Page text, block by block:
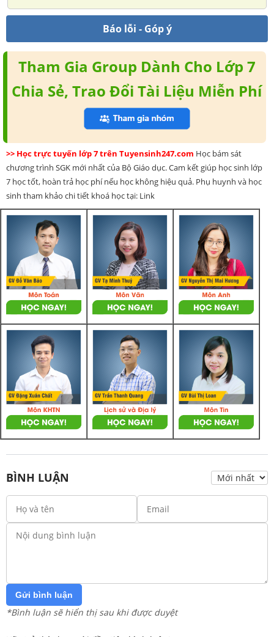
Báo lỗi - Góp ý
Tham Gia Group Dành Cho Lớp 7
Chia Sẻ, Trao Đổi Tài Liệu Miễn Phí
>> Học trực tuyến lớp 7 trên Tuyensinh247.com Học bám sát
chương trình SGK mới nhất của Bộ Giáo dục. Cam kết giúp học sinh lớp
7 học tốt, hoàn trả học phí nếu học không hiệu quả. Phụ huynh và học
sinh tham khảo chi tiết khoá học tại: Link
BÌNH LUẬN
Gửi bình luận
*Bình luận sẽ hiển thị sau khi được duyệt